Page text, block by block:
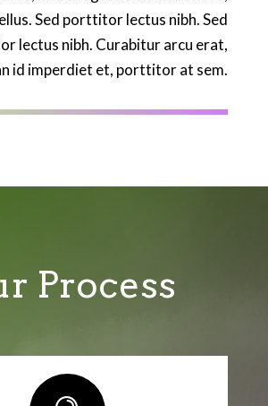
Sed porttitor lectus nibh. Sed
lectus nibh. Curabitur arcu erat,
id imperdiet et, porttitor at sem.
Process